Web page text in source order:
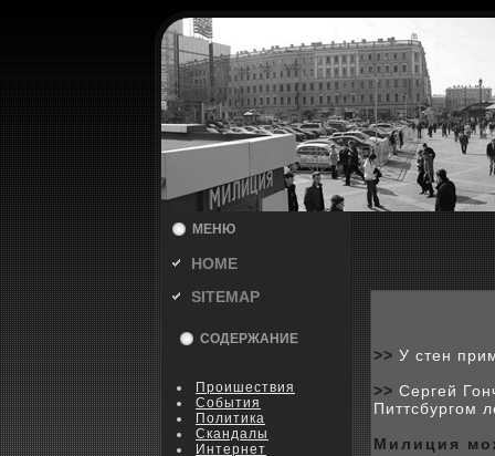
МЕНЮ
HOME
SITEMAP
СОДЕРЖАНИЕ
Пpoишествия
События
Политика
Скандалы
Интернет
>> У стен
>> Сергей
Питтсбургом
Милиция